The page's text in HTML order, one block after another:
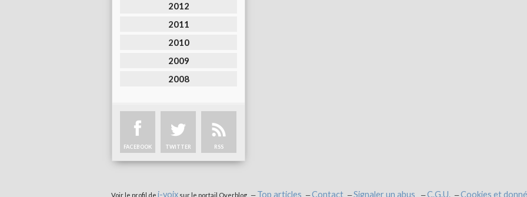
2012
2011
2010
2009
2008
FACEBOOK TWITTER RSS
Voir le profil de i-voixsur le portail Overblog Top articles Contact Signaler un abus C.G.U. Cookies et